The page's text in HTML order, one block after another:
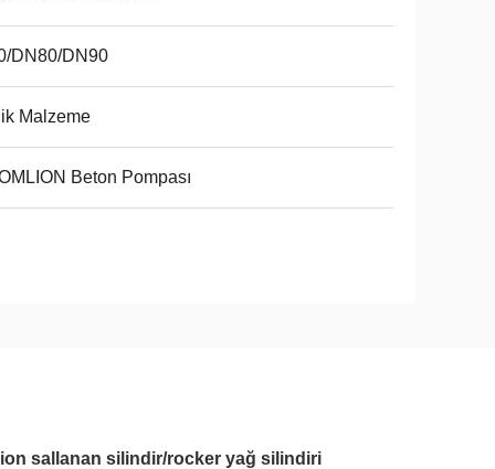
DN80/DN90
Malzeme
Beton Pompası
sallanan silindir/rocker yağ silindiri